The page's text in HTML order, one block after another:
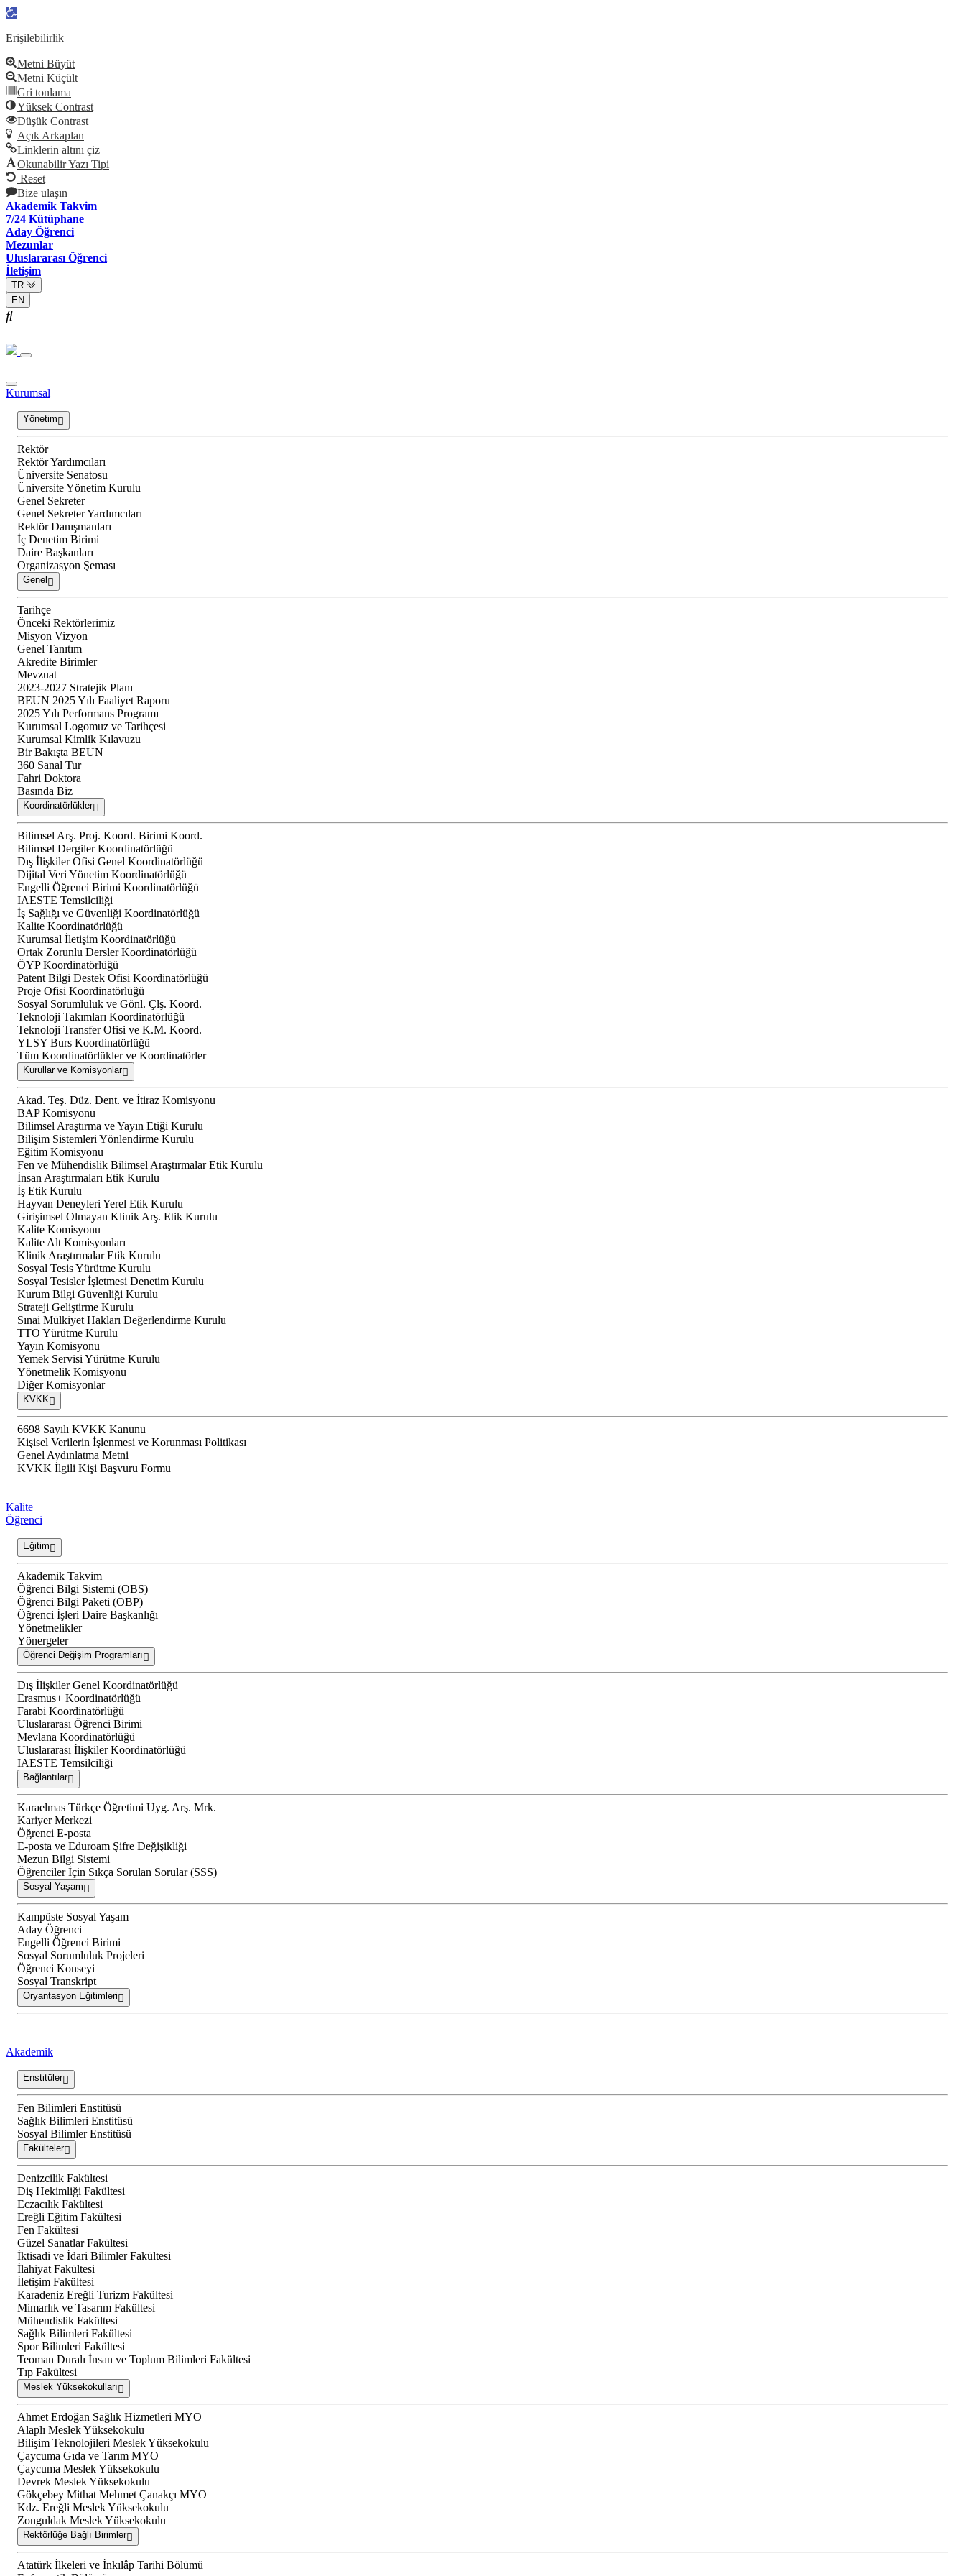
Open
Erişilebilirlik
Metni Büyüt
Metni Küçült
Gri tonlama
Yüksek Contrast
Düşük Contrast
Açık Arkaplan
Linklerin altını çiz
Okunabilir Yazı Tipi
Reset
Bize ulaşın
Akademik Takvim
7/24 Kütüphane
Aday Öğrenci
Mezunlar
Uluslararası Öğrenci
İletişim
TR
EN
Kurumsal
Yönetim
Rektör
Rektör Yardımcıları
Üniversite Senatosu
Üniversite Yönetim Kurulu
Genel Sekreter
Genel Sekreter Yardımcıları
Rektör Danışmanları
İç Denetim Birimi
Daire Başkanları
Organizasyon Şeması
Genel
Tarihçe
Önceki Rektörlerimiz
Misyon Vizyon
Genel Tanıtım
Akredite Birimler
Mevzuat
2023-2027 Stratejik Planı
BEUN 2025 Yılı Faaliyet Raporu
2025 Yılı Performans Programı
Kurumsal Logomuz ve Tarihçesi
Kurumsal Kimlik Kılavuzu
Bir Bakışta BEUN
360 Sanal Tur
Fahri Doktora
Basında Biz
Koordinatörlükler
Bilimsel Arş. Proj. Koord. Birimi Koord.
Bilimsel Dergiler Koordinatörlüğü
Dış İlişkiler Ofisi Genel Koordinatörlüğü
Dijital Veri Yönetim Koordinatörlüğü
Engelli Öğrenci Birimi Koordinatörlüğü
IAESTE Temsilciliği
İş Sağlığı ve Güvenliği Koordinatörlüğü
Kalite Koordinatörlüğü
Kurumsal İletişim Koordinatörlüğü
Ortak Zorunlu Dersler Koordinatörlüğü
ÖYP Koordinatörlüğü
Patent Bilgi Destek Ofisi Koordinatörlüğü
Proje Ofisi Koordinatörlüğü
Sosyal Sorumluluk ve Gönl. Çlş. Koord.
Teknoloji Takımları Koordinatörlüğü
Teknoloji Transfer Ofisi ve K.M. Koord.
YLSY Burs Koordinatörlüğü
Tüm Koordinatörlükler ve Koordinatörler
Kurullar ve Komisyonlar
Akad. Teş. Düz. Dent. ve İtiraz Komisyonu
BAP Komisyonu
Bilimsel Araştırma ve Yayın Etiği Kurulu
Bilişim Sistemleri Yönlendirme Kurulu
Eğitim Komisyonu
Fen ve Mühendislik Bilimsel Araştırmalar Etik Kurulu
İnsan Araştırmaları Etik Kurulu
İş Etik Kurulu
Hayvan Deneyleri Yerel Etik Kurulu
Girişimsel Olmayan Klinik Arş. Etik Kurulu
Kalite Komisyonu
Kalite Alt Komisyonları
Klinik Araştırmalar Etik Kurulu
Sosyal Tesis Yürütme Kurulu
Sosyal Tesisler İşletmesi Denetim Kurulu
Kurum Bilgi Güvenliği Kurulu
Strateji Geliştirme Kurulu
Sınai Mülkiyet Hakları Değerlendirme Kurulu
TTO Yürütme Kurulu
Yayın Komisyonu
Yemek Servisi Yürütme Kurulu
Yönetmelik Komisyonu
Diğer Komisyonlar
KVKK
6698 Sayılı KVKK Kanunu
Kişisel Verilerin İşlenmesi ve Korunması Politikası
Genel Aydınlatma Metni
KVKK İlgili Kişi Başvuru Formu
Kalite
Öğrenci
Eğitim
Akademik Takvim
Öğrenci Bilgi Sistemi (OBS)
Öğrenci Bilgi Paketi (OBP)
Öğrenci İşleri Daire Başkanlığı
Yönetmelikler
Yönergeler
Öğrenci Değişim Programları
Dış İlişkiler Genel Koordinatörlüğü
Erasmus+ Koordinatörlüğü
Farabi Koordinatörlüğü
Uluslararası Öğrenci Birimi
Mevlana Koordinatörlüğü
Uluslararası İlişkiler Koordinatörlüğü
IAESTE Temsilciliği
Bağlantılar
Karaelmas Türkçe Öğretimi Uyg. Arş. Mrk.
Kariyer Merkezi
Öğrenci E-posta
E-posta ve Eduroam Şifre Değişikliği
Mezun Bilgi Sistemi
Öğrenciler İçin Sıkça Sorulan Sorular (SSS)
Sosyal Yaşam
Kampüste Sosyal Yaşam
Aday Öğrenci
Engelli Öğrenci Birimi
Sosyal Sorumluluk Projeleri
Öğrenci Konseyi
Sosyal Transkript
Oryantasyon Eğitimleri
Akademik
Enstitüler
Fen Bilimleri Enstitüsü
Sağlık Bilimleri Enstitüsü
Sosyal Bilimler Enstitüsü
Fakülteler
Denizcilik Fakültesi
Diş Hekimliği Fakültesi
Eczacılık Fakültesi
Ereğli Eğitim Fakültesi
Fen Fakültesi
Güzel Sanatlar Fakültesi
İktisadi ve İdari Bilimler Fakültesi
İlahiyat Fakültesi
İletişim Fakültesi
Karadeniz Ereğli Turizm Fakültesi
Mimarlık ve Tasarım Fakültesi
Mühendislik Fakültesi
Sağlık Bilimleri Fakültesi
Spor Bilimleri Fakültesi
Teoman Duralı İnsan ve Toplum Bilimleri Fakültesi
Tıp Fakültesi
Meslek Yüksekokulları
Ahmet Erdoğan Sağlık Hizmetleri MYO
Alaplı Meslek Yüksekokulu
Bilişim Teknolojileri Meslek Yüksekokulu
Çaycuma Gıda ve Tarım MYO
Çaycuma Meslek Yüksekokulu
Devrek Meslek Yüksekokulu
Gökçebey Mithat Mehmet Çanakçı MYO
Kdz. Ereğli Meslek Yüksekokulu
Zonguldak Meslek Yüksekokulu
Rektörlüğe Bağlı Birimler
Atatürk İlkeleri ve İnkılâp Tarihi Bölümü